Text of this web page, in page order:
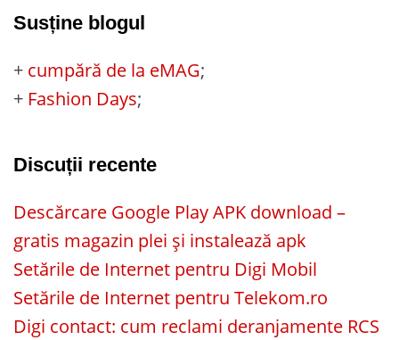
Susține blogul
+ cumpără de la eMAG;
+ Fashion Days;
Discuții recente
Descărcare Google Play APK download –
gratis magazin plei și instalează apk
Setările de Internet pentru Digi Mobil
Setările de Internet pentru Telekom.ro
Digi contact: cum reclami deranjamente RCS